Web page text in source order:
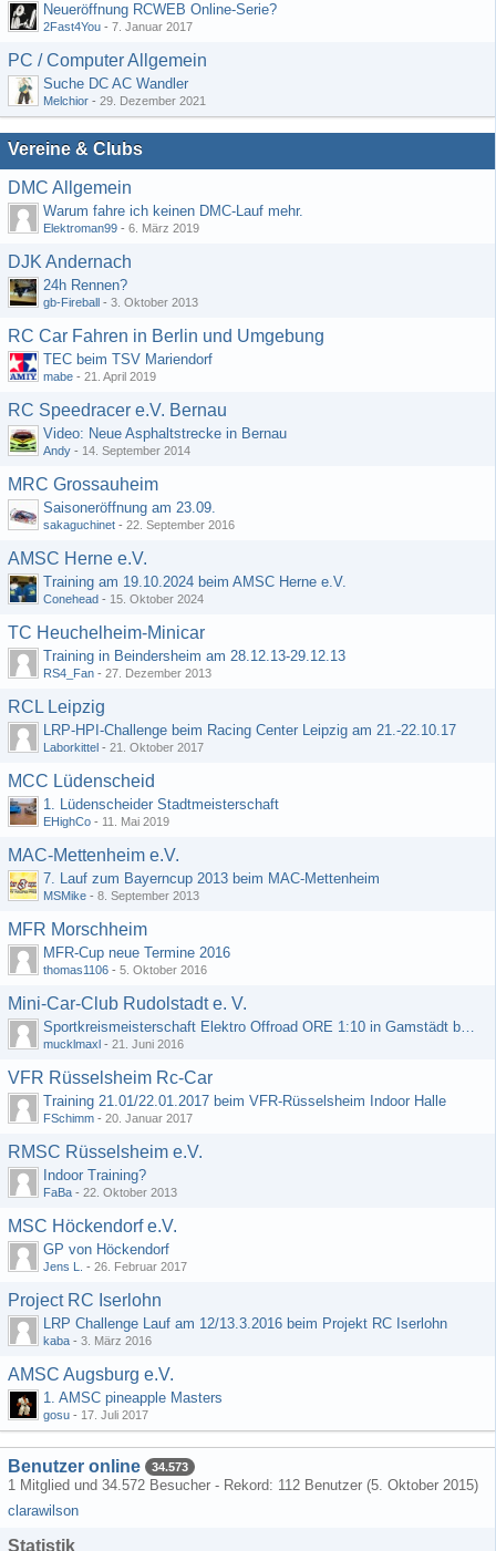
Neueröffnung RCWEB Online-Serie?
2Fast4You - 7. Januar 2017
PC / Computer Allgemein
Suche DC AC Wandler
Melchior - 29. Dezember 2021
Vereine & Clubs
DMC Allgemein
Warum fahre ich keinen DMC-Lauf mehr.
Elektroman99 - 6. März 2019
DJK Andernach
24h Rennen?
gb-Fireball - 3. Oktober 2013
RC Car Fahren in Berlin und Umgebung
TEC beim TSV Mariendorf
mabe - 21. April 2019
RC Speedracer e.V. Bernau
Video: Neue Asphaltstrecke in Bernau
Andy - 14. September 2014
MRC Grossauheim
Saisoneröffnung am 23.09.
sakaguchinet - 22. September 2016
AMSC Herne e.V.
Training am 19.10.2024 beim AMSC Herne e.V.
Conehead - 15. Oktober 2024
TC Heuchelheim-Minicar
Training in Beindersheim am 28.12.13-29.12.13
RS4_Fan - 27. Dezember 2013
RCL Leipzig
LRP-HPI-Challenge beim Racing Center Leipzig am 21.-22.10.17
Laborkittel - 21. Oktober 2017
MCC Lüdenscheid
1. Lüdenscheider Stadtmeisterschaft
EHighCo - 11. Mai 2019
MAC-Mettenheim e.V.
7. Lauf zum Bayerncup 2013 beim MAC-Mettenheim
MSMike - 8. September 2013
MFR Morschheim
MFR-Cup neue Termine 2016
thomas1106 - 5. Oktober 2016
Mini-Car-Club Rudolstadt e. V.
Sportkreismeisterschaft Elektro Offroad ORE 1:10 in Gamstädt bei Erfurt, Outdoor mit Indoor Ausweichmöglichkeit!!!
mucklmaxl - 21. Juni 2016
VFR Rüsselsheim Rc-Car
Training 21.01/22.01.2017 beim VFR-Rüsselsheim Indoor Halle
FSchimm - 20. Januar 2017
RMSC Rüsselsheim e.V.
Indoor Training?
FaBa - 22. Oktober 2013
MSC Höckendorf e.V.
GP von Höckendorf
Jens L. - 26. Februar 2017
Project RC Iserlohn
LRP Challenge Lauf am 12/13.3.2016 beim Projekt RC Iserlohn
kaba - 3. März 2016
AMSC Augsburg e.V.
1. AMSC pineapple Masters
gosu - 17. Juli 2017
Benutzer online 34.573
1 Mitglied und 34.572 Besucher - Rekord: 112 Benutzer (5. Oktober 2015)
clarawilson
Statistik